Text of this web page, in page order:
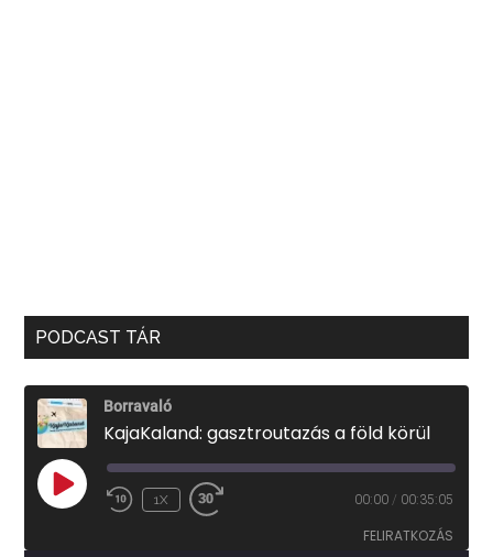
PODCAST TÁR
Borravaló
KajaKaland: gasztroutazás a föld körül
PLAY
EPISODE
1X 00:00 / 00:35:05
FELIRATKOZÁS